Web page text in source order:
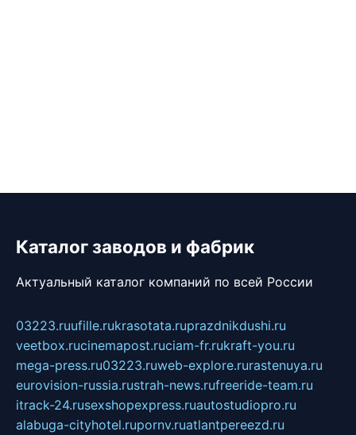
Каталог заводов и фабрик
Актуальный каталог компаний по всей России
03223.ruufille.rukrasotata.ruprazdnikdushi.ru
veetbox.rucinemapost.ruciam-fr.rukraft-you.ru
mega-press.ru03223.ruweb-explore.rurastenuya.ru
eurovision-russia.rustrah-news.rufreeride-team.ru
itrack-24.rusexshopexpress.ruautostudiopro.ru
alabuga-cityhotel.rupornv.ruatlantpereezd.ru